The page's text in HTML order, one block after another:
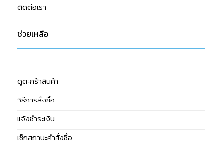
ติดต่อเรา
ช่วยเหลือ
ดูตะกร้าสินค้า
วิธีการสั่งซื้อ
แจ้งชำระเงิน
เช็กสถานะคำสั่งซื้อ